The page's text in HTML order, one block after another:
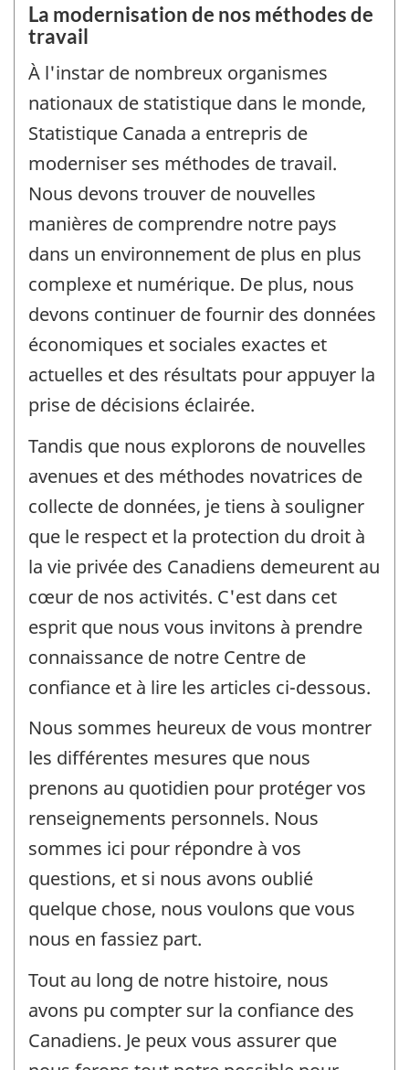
La modernisation de nos méthodes de
travail
À l'instar de nombreux organismes
nationaux de statistique dans le monde,
Statistique Canada a entrepris de
moderniser ses méthodes de travail.
Nous devons trouver de nouvelles
manières de comprendre notre pays
dans un environnement de plus en plus
complexe et numérique. De plus, nous
devons continuer de fournir des données
économiques et sociales exactes et
actuelles et des résultats pour appuyer la
prise de décisions éclairée.
Tandis que nous explorons de nouvelles
avenues et des méthodes novatrices de
collecte de données, je tiens à souligner
que le respect et la protection du droit à
la vie privée des Canadiens demeurent au
cœur de nos activités. C'est dans cet
esprit que nous vous invitons à prendre
connaissance de notre Centre de
confiance et à lire les articles ci-dessous.
Nous sommes heureux de vous montrer
les différentes mesures que nous
prenons au quotidien pour protéger vos
renseignements personnels. Nous
sommes ici pour répondre à vos
questions, et si nous avons oublié
quelque chose, nous voulons que vous
nous en fassiez part.
Tout au long de notre histoire, nous
avons pu compter sur la confiance des
Canadiens. Je peux vous assurer que